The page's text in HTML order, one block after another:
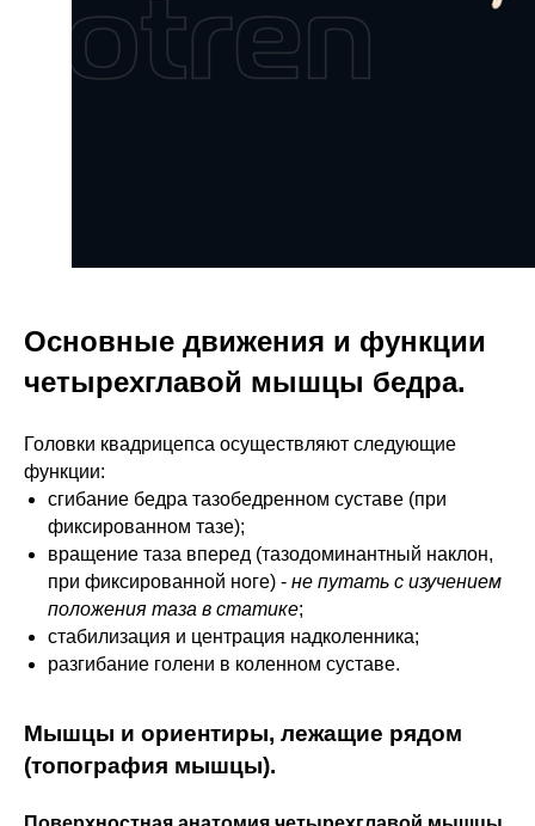
Основные движения и функции
четырехглавой мышцы бедра.
Головки квадрицепса осуществляют следующие
функции:
сгибание бедра тазобедренном суставе (при
фиксированном тазе);
вращение таза вперед (тазодоминантный наклон,
при фиксированной ноге) - не путать с изучением
положения таза в статике;
стабилизация и центрация надколенника;
разгибание голени в коленном суставе.
Мышцы и ориентиры, лежащие рядом
(топография мышцы).